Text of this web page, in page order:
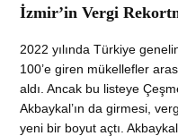
İzmir’in Vergi
2022 yılında Türkiye
100’e giren mükellefler
aldı. Ancak bu listeye
Akbaykal’ın da girmesi,
yeni bir boyut açtı.